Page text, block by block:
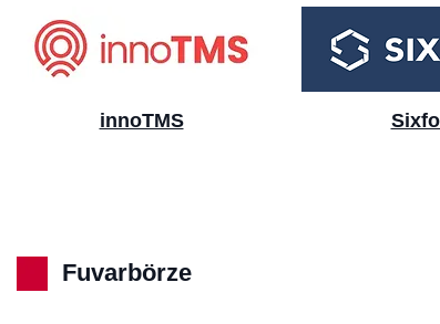
innoTMS
Fuvarbörze